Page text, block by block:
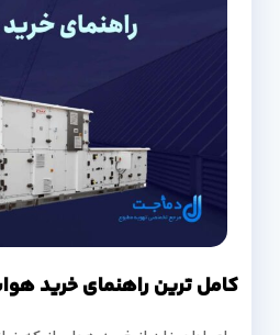
کامل ترین راهنمای خرید هواساز + 8